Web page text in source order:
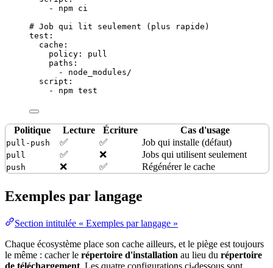
- npm ci
# Job qui lit seulement (plus rapide)
test :
cache :
policy : pull
paths :
- node_modules/
script :
- npm test
Politique Lecture Écriture Cas d'usage
pull-push ✅ ✅ Job qui installe (défaut)
pull ✅ ❌ Jobs qui utilisent seulement
push ❌ ✅ Régénérer le cache
Exemples par langage
Section intitulée « Exemples par langage »
Chaque écosystème place son cache ailleurs, et le piège est toujours
le même : cacher le répertoire d'installation au lieu du répertoire
de téléchargement. Les quatre configurations ci-dessous sont